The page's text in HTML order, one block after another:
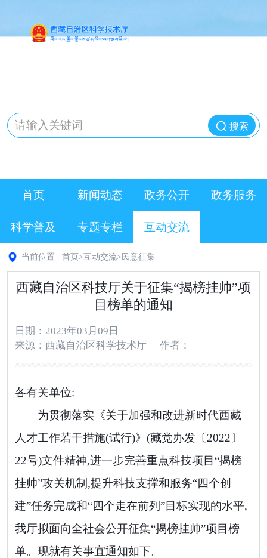
搜索
首页 新闻动态 政务公开 政务服务
科学普及 专题专栏 互动交流
当前位置 首页 >互动交流> 民意征集
西藏自治区科技厅关于征集“揭榜挂帅”项
目榜单的通知
日期：2023年03月09日
来源：西藏自治区科学技术厅
作者：
各有关单位:
为贯彻落实《关于加强和改进新时代西藏
人才工作若干措施(试行)》(藏党办发〔2022〕
22号)文件精神,进一步完善重点科技项目“揭榜
挂帅”攻关机制,提升科技支撑和服务“四个创
建”任务完成和“四个走在前列”目标实现的水平,
我厅拟面向全社会公开征集“揭榜挂帅”项目榜
单。现就有关事宜通知如下。